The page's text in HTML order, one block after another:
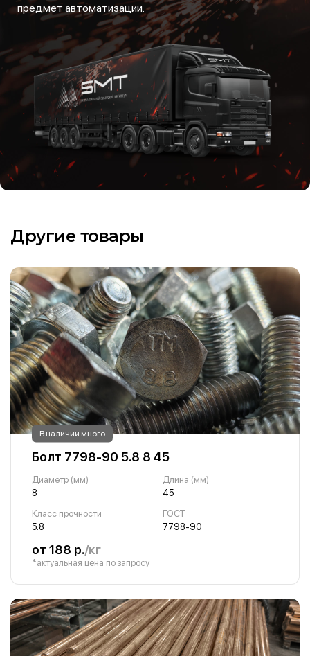
предмет автоматизации.
Другие товары
В наличии много
Болт 7798-90 5.8 8 45
Диаметр (мм)
8
Длина (мм)
45
Класс прочности
5.8
ГОСТ
7798-90
от 188 р./кг
*актуальная цена по запросу